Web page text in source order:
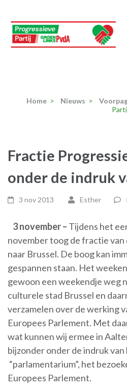
naar
inhoud
(Druk
Home > Nieuws >
Fractie
onder de indruk
3 nov 2013 Esther
3 november – Tijdens het
november toog de fractie
naar Brussel. De boog kan
gespannen staan. Het
gewoon een weekendje weg
culturele stad Brussel en
verzamelen over de werking
Europees Parlement. Met
wat kunnen wij ermee in
bijzonder onder de indruk
“parlamentarium”, het
Europees Parlement.